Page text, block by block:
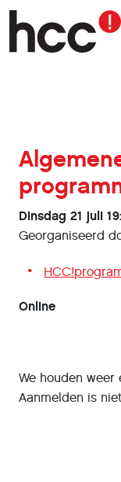
Dinsdag 21 juli
Georganiseerd
Online
We houden weer
Aanmelden is